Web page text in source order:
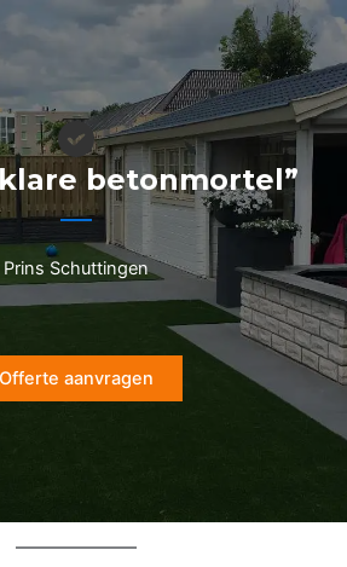
betonmortel”
Prins Schuttingen
Offerte aanvragen